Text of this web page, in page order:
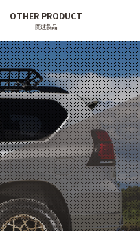
OTHER PRODUCT
関連製品